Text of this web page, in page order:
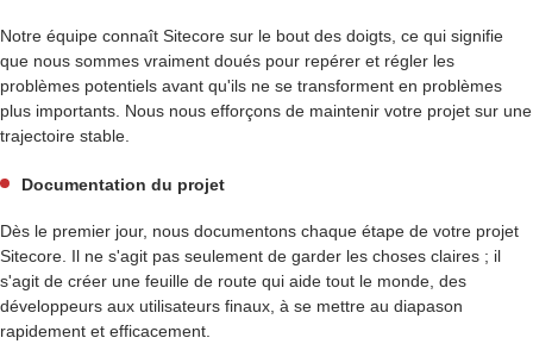
Notre équipe connaît Sitecore sur le bout des doigts, ce qui signifie
que nous sommes vraiment doués pour repérer et régler les
problèmes potentiels avant qu'ils ne se transforment en problèmes
plus importants. Nous nous efforçons de maintenir votre projet sur une
trajectoire stable.
Documentation du projet
Dès le premier jour, nous documentons chaque étape de votre projet
Sitecore. Il ne s'agit pas seulement de garder les choses claires ; il
s'agit de créer une feuille de route qui aide tout le monde, des
développeurs aux utilisateurs finaux, à se mettre au diapason
rapidement et efficacement.